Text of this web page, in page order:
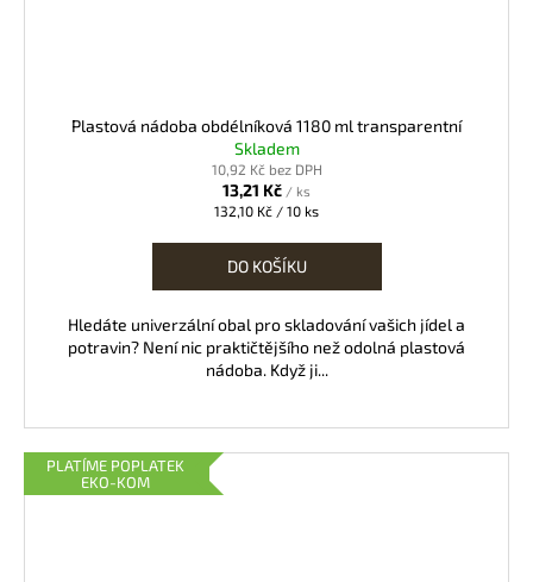
Plastová nádoba obdélníková 1180 ml transparentní
Skladem
10,92 Kč bez DPH
13,21 Kč / ks
Měrná
132,10 Kč / 10 ks
DO KOŠÍKU
Hledáte univerzální obal pro skladování vašich jídel a
potravin? Není nic praktičtějšího než odolná plastová
nádoba. Když ji...
PLATÍME POPLATEK
EKO-KOM